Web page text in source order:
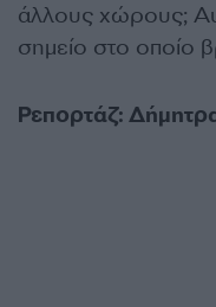
άλλους χώρους;
σημείο στο οποίο
Ρεπορτάζ: